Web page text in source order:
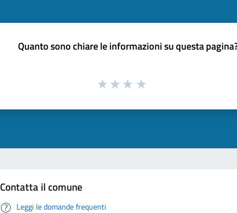
Quanto sono chiare le informazioni su questa
Contatta il comune
Leggi le domande frequenti